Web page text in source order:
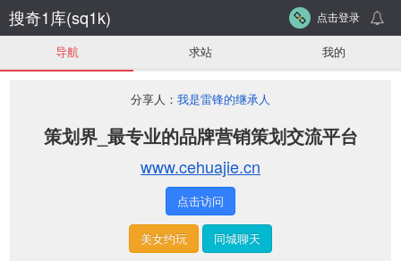
搜奇1库(sq1k) 点击登录
导航 求站 我的
分享人： 我是雷锋的继承人
策划界_最专业的品牌营销策划交流平台
www.cehuajie.cn
点击访问
美女约玩 同城聊天